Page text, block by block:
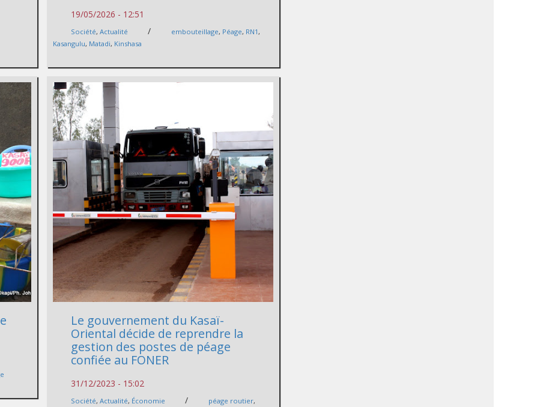
19/05/2026 - 12:51
Société,Actualité / embouteillage, Péage, RN1,
Kasangulu, Matadi, Kinshasa
Le gouvernement du Kasaï-
Oriental décide de reprendre la
gestion des postes de péage
confiée au FONER
31/12/2023 - 15:02
Société,Actualité, Économie / péage routier,